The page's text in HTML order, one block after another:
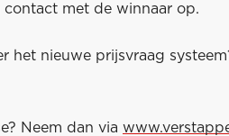
met de winnaar op.
het nieuwe prijsvraag
Neem dan via